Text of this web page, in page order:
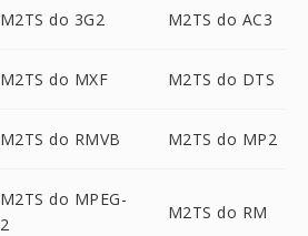
M2TS do 3G2 M2TS do AC3
M2TS do MXF M2TS do DTS
M2TS do RMVB M2TS do MP2
M2TS do MPEG-
2
M2TS do RM